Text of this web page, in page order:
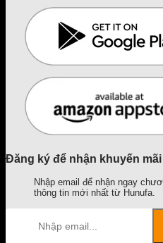
Đăng ký để nhận khuyến mãi
Nhập email để nhận ngay
thông tin mới nhất từ Hunufa.